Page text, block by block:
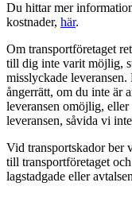
Du hittar mer
kostnader, här.
Om transportföretaget
till dig inte varit möjlig,
misslyckade
ångerrätt, om du inte är
leveransen omöjlig,
leveransen, såvida vi
Vid transportskador ber
till transportföretaget
lagstadgade eller